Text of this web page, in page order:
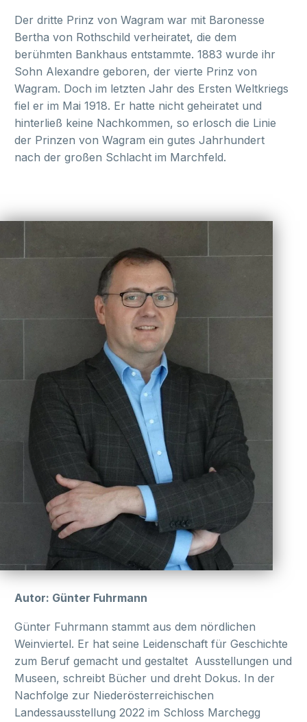
Der dritte Prinz von Wagram war mit Baronesse
Bertha von Rothschild verheiratet, die dem
berühmten Bankhaus entstammte. 1883 wurde ihr
Sohn Alexandre geboren, der vierte Prinz von
Wagram. Doch im letzten Jahr des Ersten Weltkriegs
fiel er im Mai 1918. Er hatte nicht geheiratet und
hinterließ keine Nachkommen, so erlosch die Linie
der Prinzen von Wagram ein gutes Jahrhundert
nach der großen Schlacht im Marchfeld.
Autor: Günter Fuhrmann
Günter Fuhrmann stammt aus dem nördlichen
Weinviertel. Er hat seine Leidenschaft für Geschichte
zum Beruf gemacht und gestaltet Ausstellungen und
Museen, schreibt Bücher und dreht Dokus. In der
Nachfolge zur Niederösterreichischen
Landessausstellung 2022 im Schloss Marchegg